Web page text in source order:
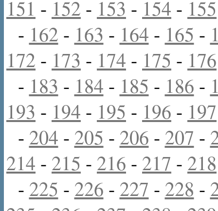
151 - 152 - 153 - 154 - 155
- 162 - 163 - 164 - 165 -
172 - 173 - 174 - 175 - 176
- 183 - 184 - 185 - 186 -
193 - 194 - 195 - 196 - 197
- 204 - 205 - 206 - 207 -
214 - 215 - 216 - 217 - 218
- 225 - 226 - 227 - 228 -